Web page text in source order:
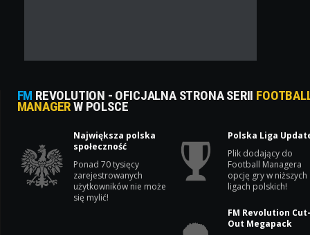
FM REVOLUTION - OFICJALNA STRONA SERII
MANAGERW POLSCE
Największa polska
społeczność
Ponad 70 tysięcy
zarejestrowanych
użytkowników nie może
się mylić!
Polska Liga
Plik dodający do
Football Managera
opcję gry w niższych
ligach polskich!
FM Revolution
Out Megapack